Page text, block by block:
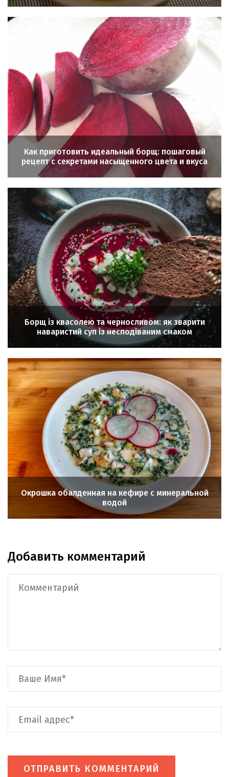
Как приготовить идеальный борщ: пошаговый
рецепт с секретами насыщенного цвета и вкуса
Борщ із квасолею та черносливом: як зварити
наваристий суп із несподіваним смаком
Окрошка обалденная на кефире с минеральной
водой
Добавить комментарий